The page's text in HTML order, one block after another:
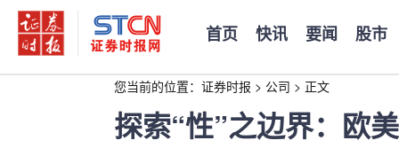
首页 快讯 要闻 股市
您当前的位置： 证券时报 > 公司 > 正文
探索“性”之边界：欧